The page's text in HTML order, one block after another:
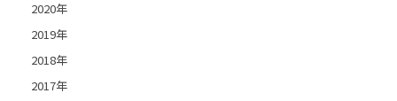
2020年
2019年
2018年
2017年